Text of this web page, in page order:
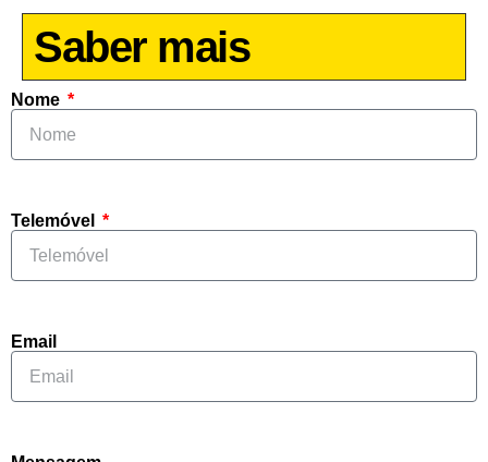
Saber mais
Nome
Telemóvel
Email